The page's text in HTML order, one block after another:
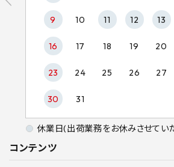
コンテンツ
9 10 11 12 13
16 17 18 19 20
23 24 25 26 27
30 31
休業日(出荷業務をお休みさせてい